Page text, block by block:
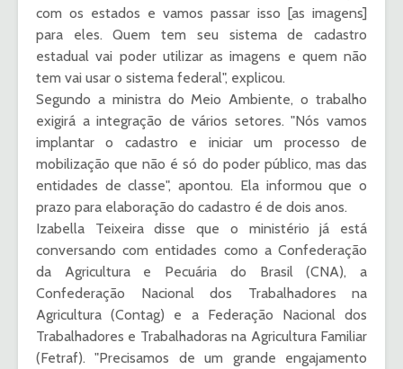
com os estados e vamos passar isso [as imagens]
para eles. Quem tem seu sistema de cadastro
estadual vai poder utilizar as imagens e quem não
tem vai usar o sistema federal", explicou.
Segundo a ministra do Meio Ambiente, o trabalho
exigirá a integração de vários setores. "Nós vamos
implantar o cadastro e iniciar um processo de
mobilização que não é só do poder público, mas das
entidades de classe", apontou. Ela informou que o
prazo para elaboração do cadastro é de dois anos.
Izabella Teixeira disse que o ministério já está
conversando com entidades como a Confederação
da Agricultura e Pecuária do Brasil (CNA), a
Confederação Nacional dos Trabalhadores na
Agricultura (Contag) e a Federação Nacional dos
Trabalhadores e Trabalhadoras na Agricultura Familiar
(Fetraf). "Precisamos de um grande engajamento